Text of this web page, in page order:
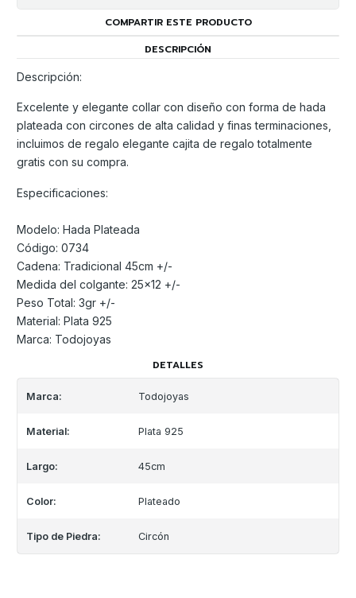
COMPARTIR ESTE PRODUCTO
DESCRIPCIÓN
Descripción:
Excelente y elegante collar con diseño con forma de hada
plateada con circones de alta calidad y finas terminaciones,
incluimos de regalo elegante cajita de regalo totalmente
gratis con su compra.
Especificaciones:
Modelo: Hada Plateada
Código: 0734
Cadena: Tradicional 45cm +/-
Medida del colgante: 25x12 +/-
Peso Total: 3gr +/-
Material: Plata 925
Marca: Todojoyas
DETALLES
Marca: Todojoyas
Material: Plata 925
Largo: 45cm
Color: Plateado
Tipo de Piedra: Circón